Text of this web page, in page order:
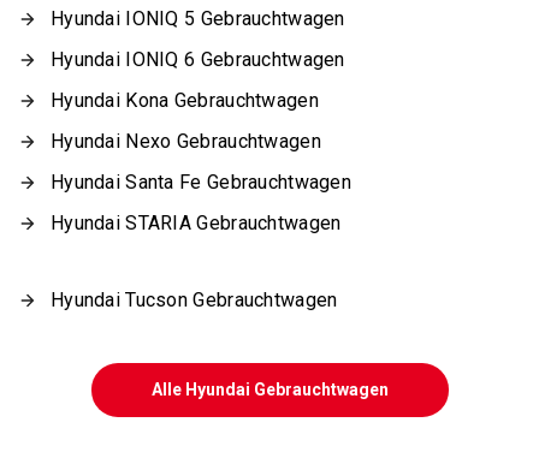
Hyundai IONIQ 5 Gebrauchtwagen
Hyundai IONIQ 6 Gebrauchtwagen
Hyundai Kona Gebrauchtwagen
Hyundai Nexo Gebrauchtwagen
Hyundai Santa Fe Gebrauchtwagen
Hyundai STARIA Gebrauchtwagen
Hyundai Tucson Gebrauchtwagen
Alle Hyundai Gebrauchtwagen